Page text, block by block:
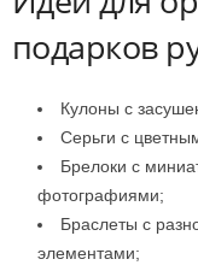
подарков
Кулоны с
Серьги с
Брелоки с
фотографиями;
Браслеты с
элементами;